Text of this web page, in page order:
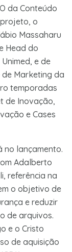
da Conteúdo
o
Massaharu
Head do
e de
de Marketing da
temporadas
de Inovação,
e Cases
no lançamento.
Adalberto
referência na
o objetivo de
e reduzir
de arquivos.
e o Cristo
de aquisição